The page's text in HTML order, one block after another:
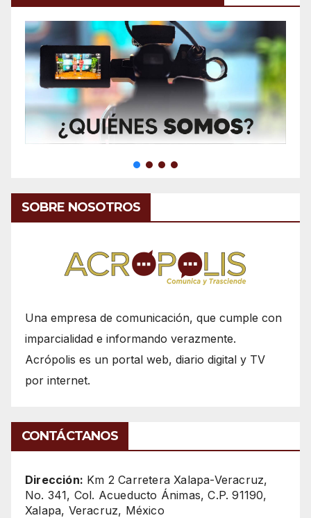
SOBRE NOSOTROS
Una empresa de comunicación, que cumple con
imparcialidad e informando verazmente.
Acrópolis es un portal web, diario digital y TV
por internet.
CONTÁCTANOS
Dirección: Km 2 Carretera Xalapa-Veracruz,
No. 341, Col. Acueducto Ánimas, C.P. 91190,
Xalapa, Veracruz, México